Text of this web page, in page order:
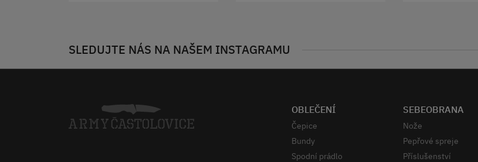
SLEDUJTE NÁS NA NAŠEM INSTAGRAMU
OBLEČENÍ
Čepice
Bundy
Spodní prádlo
SEBEOBRANA
Nože
Pepřové spreje
Příslušenství